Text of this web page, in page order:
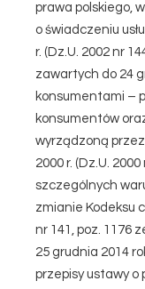
prawa polskiego,
o świadczeniu
r. (Dz.U. 2002 nr
zawartych do 24
konsumentami –
konsumentów
wyrządzoną
2000 r. (Dz.U.
szczególnych
zmianie Kodeksu
nr 141, poz. 1176
25 grudnia 2014
przepisy ustawy o